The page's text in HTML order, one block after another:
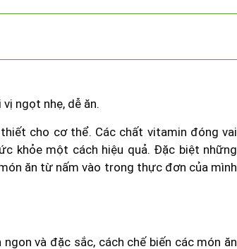
ngọt nhẹ, dễ ăn.
cho cơ thể. Các chất vitamin đóng vai
khỏe một cách hiệu quả. Đặc biệt những
ăn từ nấm vào trong thực đơn của mình
và đặc sắc, cách chế biến các món ăn